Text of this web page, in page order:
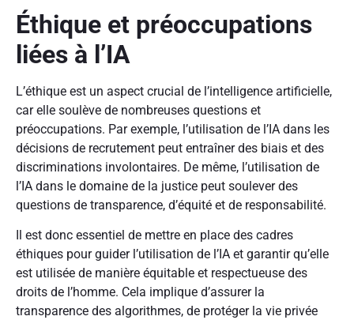
Éthique et préoccupations
liées à l’IA
L’éthique est un aspect crucial de l’intelligence artificielle,
car elle soulève de nombreuses questions et
préoccupations. Par exemple, l’utilisation de l’IA dans les
décisions de recrutement peut entraîner des biais et des
discriminations involontaires. De même, l’utilisation de
l’IA dans le domaine de la justice peut soulever des
questions de transparence, d’équité et de responsabilité.
Il est donc essentiel de mettre en place des cadres
éthiques pour guider l’utilisation de l’IA et garantir qu’elle
est utilisée de manière équitable et respectueuse des
droits de l’homme. Cela implique d’assurer la
transparence des algorithmes, de protéger la vie privée